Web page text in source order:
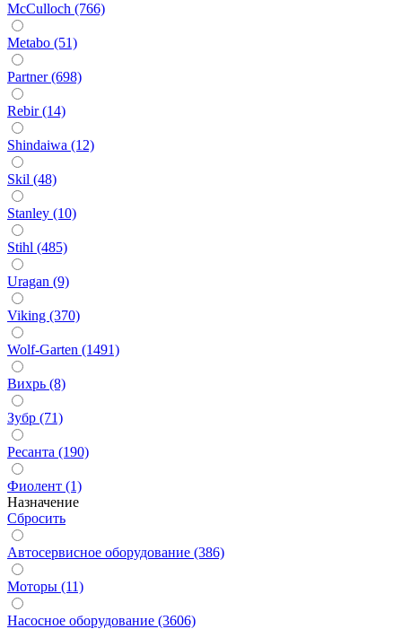
McCulloch (766)
Metabo (51)
Partner (698)
Rebir (14)
Shindaiwa (12)
Skil (48)
Stanley (10)
Stihl (485)
Uragan (9)
Viking (370)
Wolf-Garten (1491)
Вихрь (8)
Зубр (71)
Ресанта (190)
Фиолент (1)
Назначение
Сбросить
Автосервисное оборудование (386)
Моторы (11)
Насосное оборудование (3606)